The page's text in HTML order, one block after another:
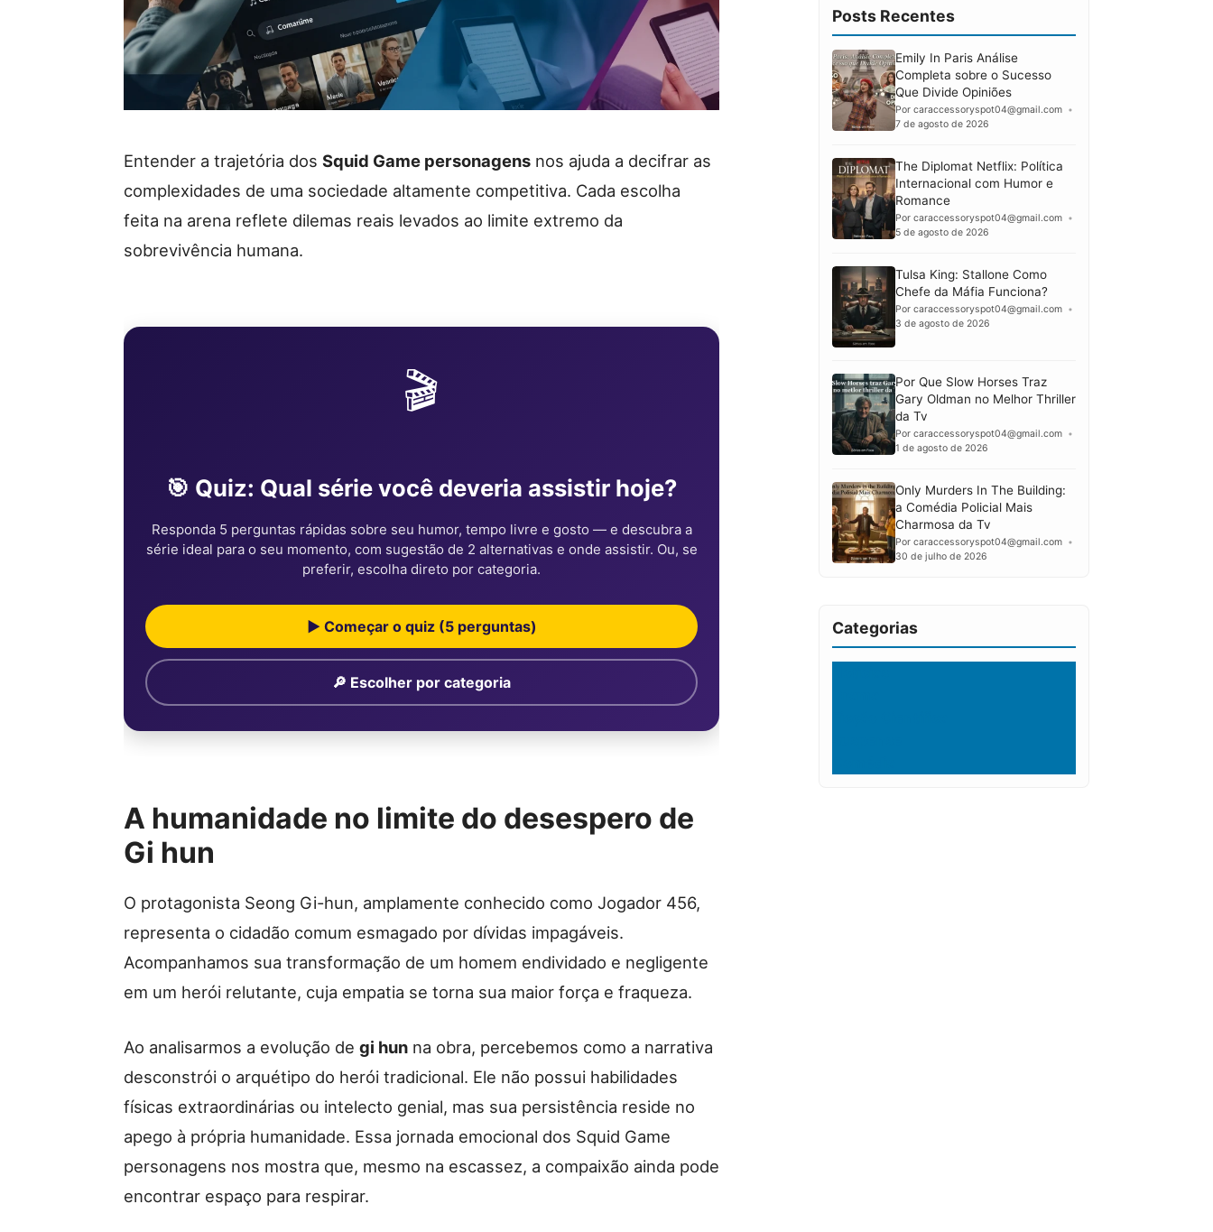
Entender a trajetória dos Squid Game personagens nos ajuda a decifrar as
complexidades de uma sociedade altamente competitiva. Cada escolha
feita na arena reflete dilemas reais levados ao limite extremo da
sobrevivência humana.
🎬
🎯 Quiz: Qual série você deveria assistir hoje?
Responda 5 perguntas rápidas sobre seu humor, tempo livre e gosto — e descubra a
série ideal para o seu momento, com sugestão de 2 alternativas e onde assistir. Ou, se
preferir, escolha direto por categoria.
▶ Começar o quiz (5 perguntas)
🔎 Escolher por categoria
A humanidade no limite do desespero de
Gi hun
O protagonista Seong Gi-hun, amplamente conhecido como Jogador 456,
representa o cidadão comum esmagado por dívidas impagáveis.
Acompanhamos sua transformação de um homem endividado e negligente
em um herói relutante, cuja empatia se torna sua maior força e fraqueza.
Ao analisarmos a evolução de gi hun na obra, percebemos como a narrativa
desconstrói o arquétipo do herói tradicional. Ele não possui habilidades
físicas extraordinárias ou intelecto genial, mas sua persistência reside no
apego à própria humanidade. Essa jornada emocional dos Squid Game
personagens nos mostra que, mesmo na escassez, a compaixão ainda pode
encontrar espaço para respirar.
Posts Recentes
Emily In Paris Análise
Completa sobre o Sucesso
Que Divide Opiniões
Por caraccessoryspot04@gmail.com
7 de agosto de 2026
The Diplomat Netflix: Política
Internacional com Humor e
Romance
Por caraccessoryspot04@gmail.com
5 de agosto de 2026
Tulsa King: Stallone Como
Chefe da Máfia Funciona?
Por caraccessoryspot04@gmail.com
3 de agosto de 2026
Por Que Slow Horses Traz
Gary Oldman no Melhor Thriller
da Tv
Por caraccessoryspot04@gmail.com
1 de agosto de 2026
Only Murders In The Building:
a Comédia Policial Mais
Charmosa da Tv
Por caraccessoryspot04@gmail.com
30 de julho de 2026
Categorias